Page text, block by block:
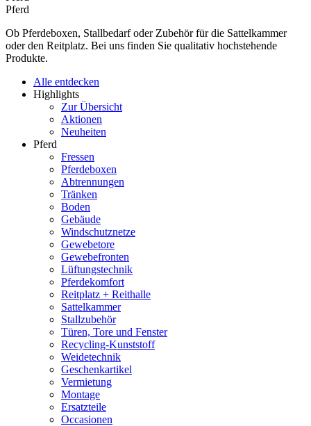
Pferd
Ob Pferdeboxen, Stallbedarf oder Zubehör für die Sattelkammer
oder den Reitplatz. Bei uns finden Sie qualitativ hochstehende
Produkte.
Alle entdecken
Highlights
Zur Übersicht
Aktionen
Neuheiten
Pferd
Fressen
Pferdeboxen
Abtrennungen
Tränken
Boden
Gebäude
Windschutznetze
Gewebetore
Gewebefronten
Lüftungstechnik
Pferdekomfort
Reitplatz + Reithalle
Sattelkammer
Stallzubehör
Türen, Tore und Fenster
Recycling-Kunststoff
Weidetechnik
Geschenkartikel
Vermietung
Montage
Ersatzteile
Occasionen